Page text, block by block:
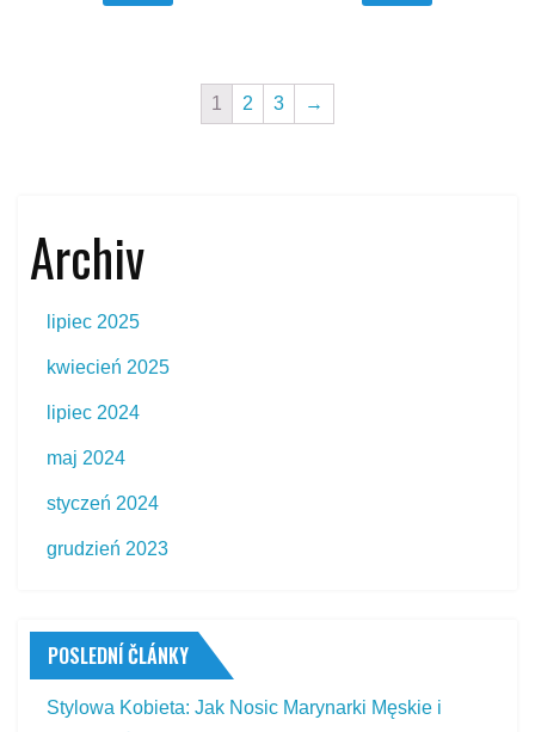
1 2 3 →
Archiv
lipiec 2025
kwiecień 2025
lipiec 2024
maj 2024
styczeń 2024
grudzień 2023
POSLEDNÍ ČLÁNKY
Stylowa Kobieta: Jak Nosic Marynarki Męskie i